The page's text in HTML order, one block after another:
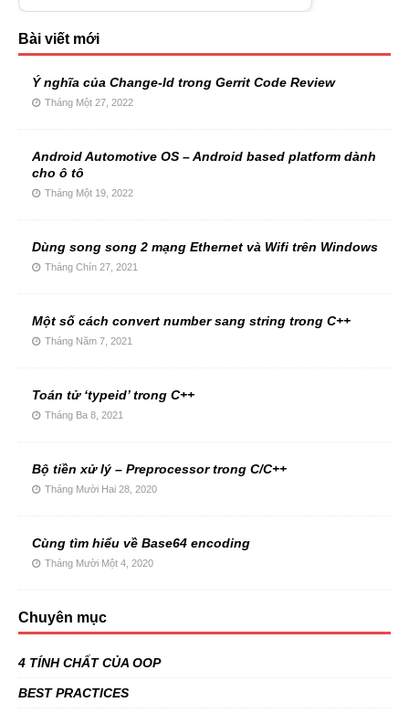
Bài viết mới
Ý nghĩa của Change-Id trong Gerrit Code Review
Tháng Một 27, 2022
Android Automotive OS – Android based platform dành
cho ô tô
Tháng Một 19, 2022
Dùng song song 2 mạng Ethernet và Wifi trên Windows
Tháng Chín 27, 2021
Một số cách convert number sang string trong C++
Tháng Năm 7, 2021
Toán tử ‘typeid’ trong C++
Tháng Ba 8, 2021
Bộ tiền xử lý – Preprocessor trong C/C++
Tháng Mười Hai 28, 2020
Cùng tìm hiểu về Base64 encoding
Tháng Mười Một 4, 2020
Chuyên mục
4 TÍNH CHẤT CỦA OOP
BEST PRACTICES